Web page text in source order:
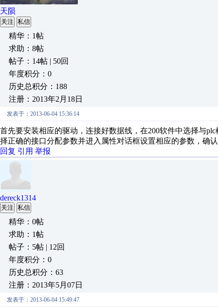
天陨
关注 私信
精华：1帖
求助：8帖
帖子：14帖 | 50回
年度积分：0
历史总积分：188
注册：2013年2月18日
发表于：2013-06-04 15:36:14
首先要安装相应的驱动，连接好数据线，在200软件中选择与
择正确的接口分配参数并进入属性对话框设置相应的参数，确
回复 引用 举报
dereck1314
关注 私信
精华：0帖
求助：1帖
帖子：5帖 | 12回
年度积分：0
历史总积分：63
注册：2013年5月07日
发表于：2013-06-04 15:49:47